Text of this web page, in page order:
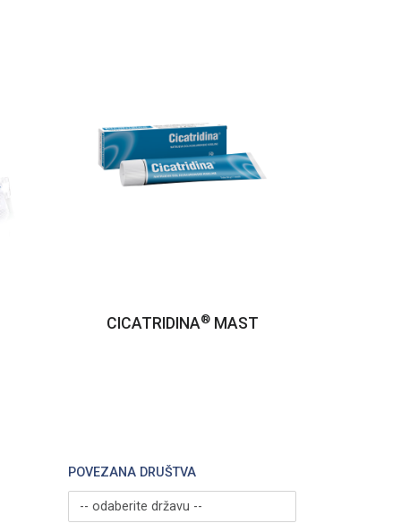
CICATRIDINA®MAST
POVEZANA DRUŠTVA
-- odaberite državu --